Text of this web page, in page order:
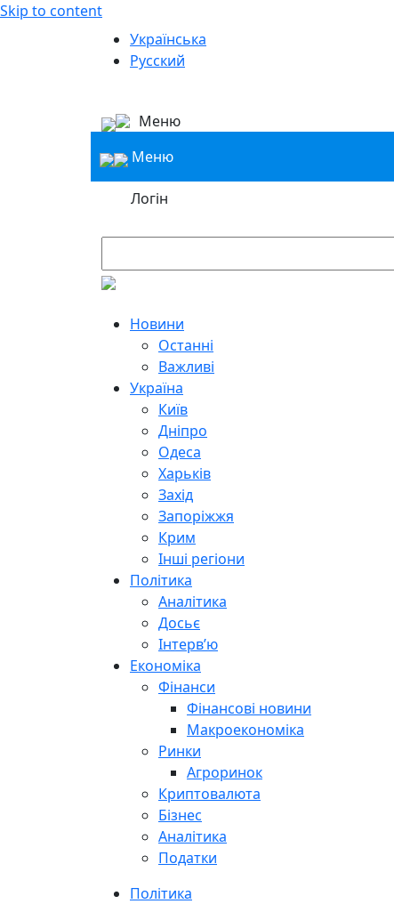
Skip to content
Українська
Русский
Меню
Меню
Логін
Новини
Останні
Важливі
Україна
Київ
Дніпро
Одеса
Харьків
Захід
Запоріжжя
Крим
Інші регіони
Політика
Аналітика
Досьє
Інтерв’ю
Економіка
Фінанси
Фінансові новини
Макроекономіка
Ринки
Агроринок
Криптовалюта
Бізнес
Аналітика
Податки
Політика